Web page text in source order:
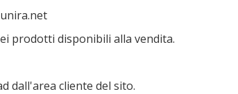
prodotti disponibili alla vendita.
dall'area cliente del sito.